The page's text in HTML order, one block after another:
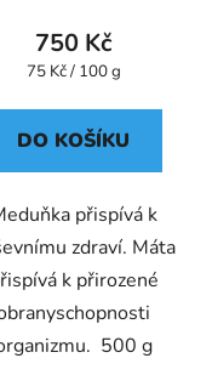
750 Kč
Měrná
75 Kč / 100 g
DO KOŠÍKU
přispívá k
zdraví. Máta
k přirozené
500 g